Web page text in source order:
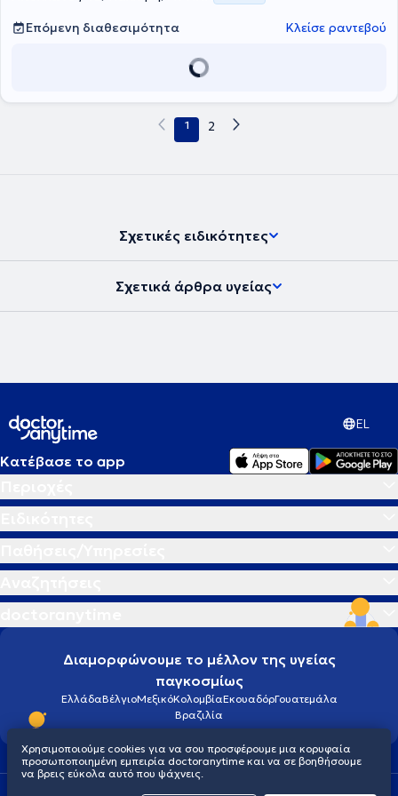
Επόμενη διαθεσιμότητα Κλείσε ραντεβού
1 2
Σχετικές ειδικότητες
Σχετικά άρθρα υγείας
EL
Κατέβασε το app
Διαμορφώνουμε το μέλλον της υγείας
παγκοσμίως
ΕλλάδαΒέλγιοΜεξικόΚολομβίαΕκουαδόρΓουατεμάλα
Βραζιλία
Πολιτική προστασίας προσωπικού απορρήτου
Χρησιμοποιούμε cookies για να σου προσφέρουμε μια κορυφαία
προσωποποιημένη εμπειρία doctoranytime και να σε βοηθήσουμε
να βρεις εύκολα αυτό που ψάχνεις.